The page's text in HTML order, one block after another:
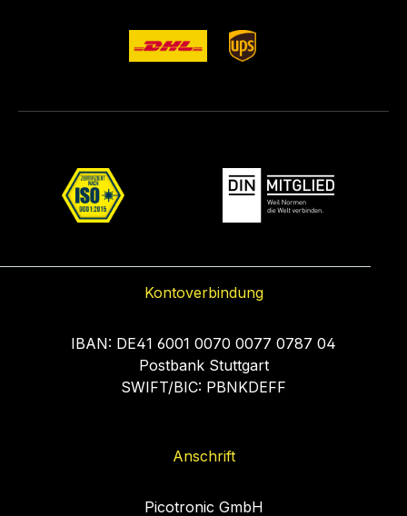
Kontoverbindung
IBAN: DE41 6001 0070 0077 0787 04
Postbank Stuttgart
SWIFT/BIC: PBNKDEFF
Anschrift
Picotronic GmbH